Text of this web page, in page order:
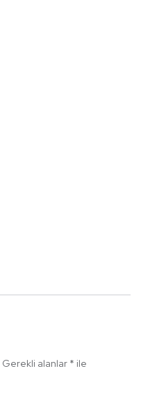
Gerekli alanlar * ile